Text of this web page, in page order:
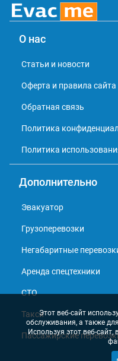
О нас
Статьи и новости
Оферта и правила сайта
Обратная связь
Политика
Политика
Дополнительно
Эвакуатор
Грузоперевозки
Негабаритные
Аренда спецтехники
СТО
Такси
Пассажирские
Этот веб-сайт
обслуживания, а также
Используя этот веб-